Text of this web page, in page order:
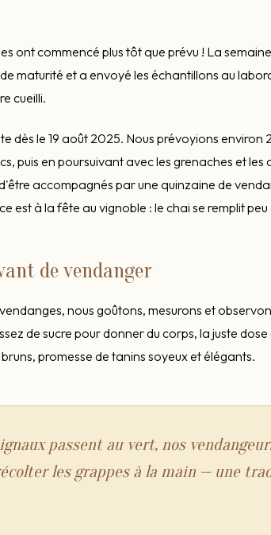
ont commencé plus tôt que prévu ! La
maturité et a envoyé les échantillons au
cueilli.
dès le 19 août 2025. Nous prévoyions environ
puis en poursuivant avec les grenaches et les
accompagnés par une quinzaine de
est à la fête au vignoble : le chai se remplit
de vendanger
nous goûtons, mesurons et
de sucre pour donner du corps, la juste
promesse de tanins soyeux et élégants.
passent au vert, nos
les grappes à la main — une